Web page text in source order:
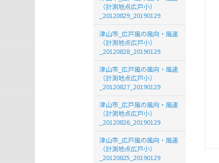
（計測地点広戸小）
_20120829_20190129
津山市_広戸風の風向・風速
（計測地点広戸小）
_20120828_20190129
津山市_広戸風の風向・風速
（計測地点広戸小）
_20120827_20190129
津山市_広戸風の風向・風速
（計測地点広戸小）
_20120826_20190129
津山市_広戸風の風向・風速
（計測地点広戸小）
_20120825_20190129